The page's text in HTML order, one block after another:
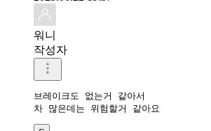
워니
작성자
브레이크도 없는거 같아서
차 많은데는 위험할거 같아요